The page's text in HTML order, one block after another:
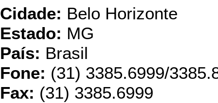
Cidade: Belo Horizonte
Estado: MG
País: Brasil
Fone: (31) 3385.6999/
Fax: (31) 3385.6999